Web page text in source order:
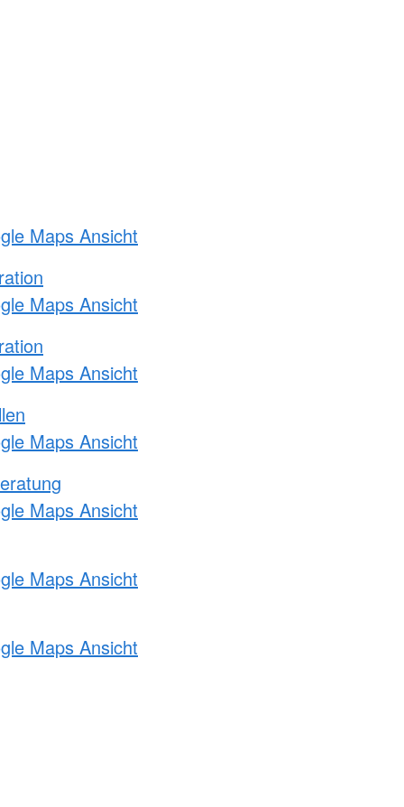
Maps Ansicht
Maps Ansicht
Maps Ansicht
Maps Ansicht
Maps Ansicht
Maps Ansicht
Maps Ansicht